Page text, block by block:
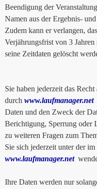
Beendigung der
Namen aus der Ergebnis-
Zudem kann er verlangen,
Verjährungsfrist von 3
seine Zeitdaten gelöscht
Sie haben jederzeit das
durch www.laufmanager.net
Daten und den Zweck der
Berichtigung, Sperrung oder
zu weiteren Fragen zum
Sie sich jederzeit unter der
www.laufmanager.net
Ihre Daten werden nur